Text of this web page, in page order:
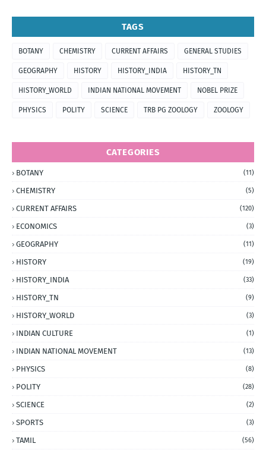
TAGS
BOTANY CHEMISTRY CURRENT AFFAIRS GENERAL STUDIES
GEOGRAPHY HISTORY HISTORY_INDIA HISTORY_TN
HISTORY_WORLD INDIAN NATIONAL MOVEMENT NOBEL PRIZE
PHYSICS POLITY SCIENCE TRB PG ZOOLOGY ZOOLOGY
CATEGORIES
BOTANY (11)
CHEMISTRY (5)
CURRENT AFFAIRS (120)
ECONOMICS (3)
GEOGRAPHY (11)
HISTORY (19)
HISTORY_INDIA (33)
HISTORY_TN (9)
HISTORY_WORLD (3)
INDIAN CULTURE (1)
INDIAN NATIONAL MOVEMENT (13)
PHYSICS (8)
POLITY (28)
SCIENCE (2)
SPORTS (3)
TAMIL (56)